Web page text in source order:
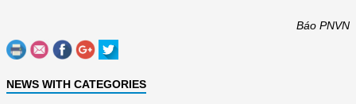
Báo PNVN
NEWS WITH CATEGORIES